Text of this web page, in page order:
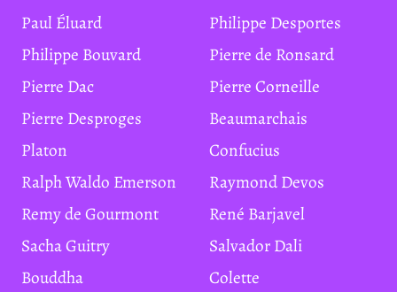
Paul Éluard
Philippe Desportes
Philippe Bouvard
Pierre de Ronsard
Pierre Dac
Pierre Corneille
Pierre Desproges
Beaumarchais
Platon
Confucius
Ralph Waldo Emerson
Raymond Devos
Remy de Gourmont
René Barjavel
Sacha Guitry
Salvador Dali
Bouddha
Colette